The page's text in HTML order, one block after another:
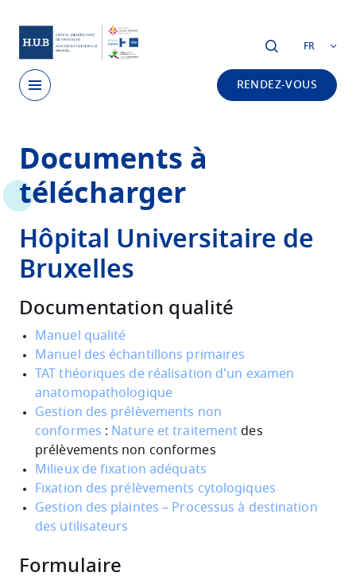
FR
RENDEZ-VOUS
main
content
Documents à
télécharger
Hôpital Universitaire de
Bruxelles
Documentation qualité
Manuel qualité
Manuel des échantillons primaires
TAT théoriques de réalisation d'un examen
anatomopathologique
Gestion des prélèvements non
conformes : Nature et traitement des
prélèvements non conformes
Milieux de fixation adéquats
Fixation des prélèvements cytologiques
Gestion des plaintes – Processus à destination
des utilisateurs
Formulaire